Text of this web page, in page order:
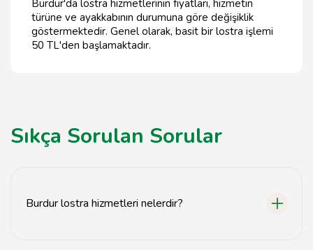
Burdur'da lostra hizmetlerinin fiyatları, hizmetin
türüne ve ayakkabının durumuna göre değişiklik
göstermektedir. Genel olarak, basit bir lostra işlemi
50 TL'den başlamaktadır.
Sıkça Sorulan Sorular
Burdur lostra hizmetleri nelerdir?